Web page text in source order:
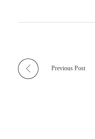
Previous Post